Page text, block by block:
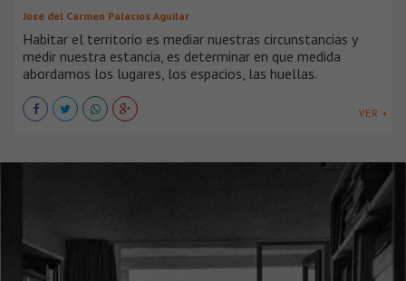
José del Carmen Palacios Aguilar
Habitar el territorio es mediar nuestras circunstancias y
medir nuestra estancia, es determinar en que medida
abordamos los lugares, los espacios, las huellas.
VER +